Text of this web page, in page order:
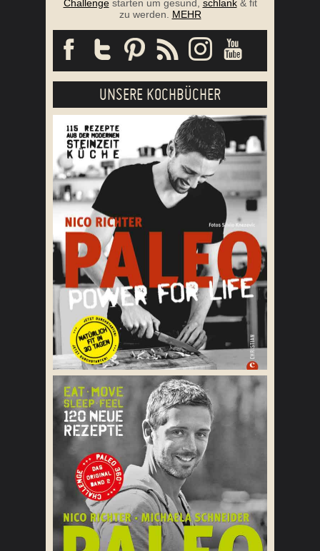
Challengestarten um gesund, schlank& fit
zu werden. MEHR
UNSERE KOCHBÜCHER